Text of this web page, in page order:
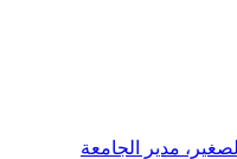
مدير الجامعة